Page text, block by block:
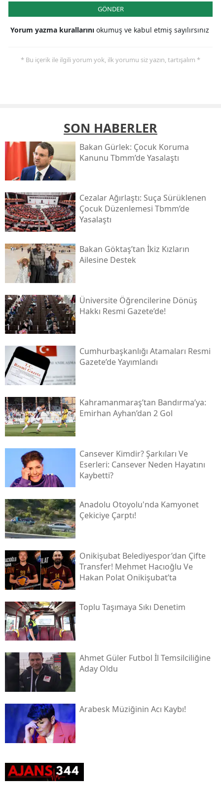
GÖNDER
Yorum yazma kurallarını okumuş ve kabul etmiş sayılırsınız
* Bu içerik ile ilgili yorum yok, ilk yorumu siz yazın, tartışalım *
SON HABERLER
Bakan Gürlek: Çocuk Koruma
Kanunu Tbmm’de Yasalaştı
Cezalar Ağırlaştı: Suça Sürüklenen
Çocuk Düzenlemesi Tbmm’de
Yasalaştı
Bakan Göktaş’tan İkiz Kızların
Ailesine Destek
Üniversite Öğrencilerine Dönüş
Hakkı Resmi Gazete’de!
Cumhurbaşkanlığı Atamaları Resmi
Gazete’de Yayımlandı
Kahramanmaraş’tan Bandırma’ya:
Emirhan Ayhan’dan 2 Gol
Cansever Kimdir? Şarkıları Ve
Eserleri: Cansever Neden Hayatını
Kaybetti?
Anadolu Otoyolu'nda Kamyonet
Çekiciye Çarptı!
Onikişubat Belediyespor’dan Çifte
Transfer! Mehmet Hacıoğlu Ve
Hakan Polat Onikişubat’ta
Toplu Taşımaya Sıkı Denetim
Ahmet Güler Futbol İl Temsilciliğine
Aday Oldu
Arabesk Müziğinin Acı Kaybı!